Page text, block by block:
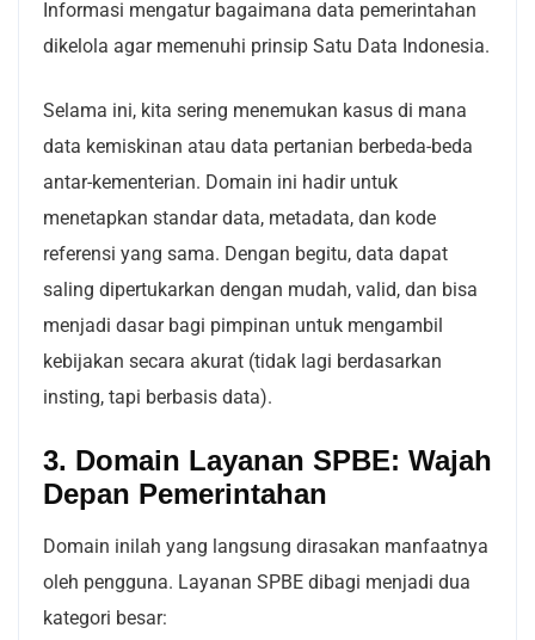
Informasi mengatur bagaimana data pemerintahan
dikelola agar memenuhi prinsip Satu Data Indonesia.
Selama ini, kita sering menemukan kasus di mana
data kemiskinan atau data pertanian berbeda-beda
antar-kementerian. Domain ini hadir untuk
menetapkan standar data, metadata, dan kode
referensi yang sama. Dengan begitu, data dapat
saling dipertukarkan dengan mudah, valid, dan bisa
menjadi dasar bagi pimpinan untuk mengambil
kebijakan secara akurat (tidak lagi berdasarkan
insting, tapi berbasis data).
3. Domain Layanan SPBE: Wajah
Depan Pemerintahan
Domain inilah yang langsung dirasakan manfaatnya
oleh pengguna. Layanan SPBE dibagi menjadi dua
kategori besar: